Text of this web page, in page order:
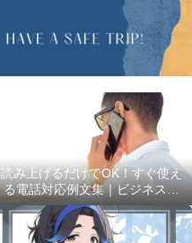
読み上げるだけでOK！すぐ使え
る電話対応例文集｜ビジネスで
使える最初の言葉・最後の言葉
も完全網羅